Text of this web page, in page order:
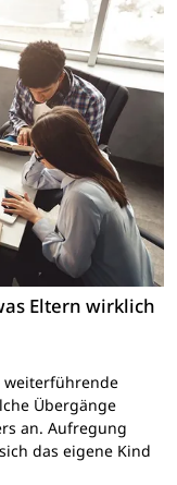
Eltern wirklich
weiterführende
Übergänge
an. Aufregung
das eigene Kind